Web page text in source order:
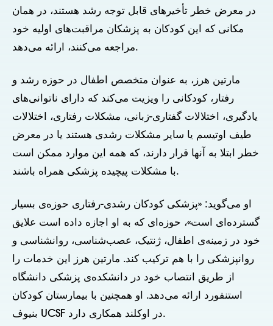
در معرض خطر تأخیرهای قابل توجه رشد هستند، در همان
مکانی که این کودکان به پزشکان مراقبت‌های اولیه خود
مراجعه می‌کنند، ارائه می‌دهد.
مارتین هرز، به عنوان متخصص اطفال در حوزه رشد و
رفتار، کودکانی را ویزیت می‌کند که دارای ناتوانی‌های
یادگیری، اختلالات گفتاری-زبانی، مشکلات رفتاری، اختلالات
طیف اوتیسم یا سایر مشکلات رشدی هستند یا در معرض
خطر ابتلا به آنها قرار دارند، که همه این موارد ممکن است
با مشکلات پیچیده پزشکی همراه باشند.
او می‌گوید: «پزشکی کودکان رشدی-رفتاری حوزه‌ی بسیار
گسترده‌ای است»، حوزه‌ای که به او اجازه داده است علایق
خود در زمینه‌ی اطفال، ژنتیک، عصب‌شناسی، روانشناسی و
روانپزشکی را با هم ترکیب کند. مارتین هرز این خدمات را
از طریق انتصاب خود در دانشکده‌ی پزشکی دانشگاه
استنفورد ارائه می‌دهد. او همچنین با بیمارستان کودکان
بنیوف UCSF در اوکلند همکاری دارد.